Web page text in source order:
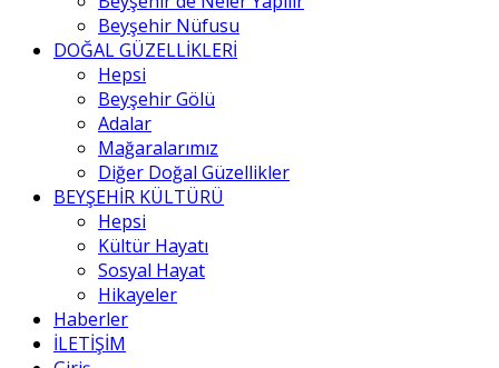
Beyşehir Nüfusu
DOĞAL GÜZELLİKLERİ
Hepsi
Beyşehir Gölü
Adalar
Mağaralarımız
Diğer Doğal Güzellikler
BEYŞEHİR KÜLTÜRÜ
Hepsi
Kültür Hayatı
Sosyal Hayat
Hikayeler
Haberler
İLETİŞİM